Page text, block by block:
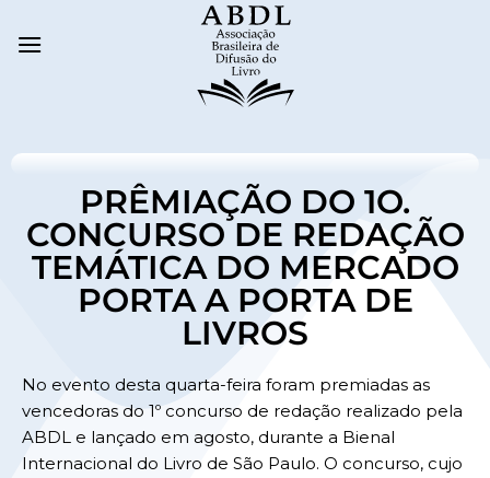
PRÊMIAÇÃO DO 1O.
CONCURSO DE REDAÇÃO
TEMÁTICA DO MERCADO
PORTA A PORTA DE
LIVROS
No evento desta quarta-feira foram premiadas as
vencedoras do 1º concurso de redação realizado pela
ABDL e lançado em agosto, durante a Bienal
Internacional do Livro de São Paulo. O concurso, cujo